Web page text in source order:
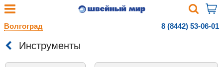
Волгоград 8 (8442) 53-06-01
Инструменты